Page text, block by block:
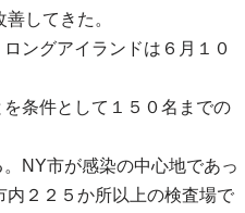
してきた。
ングアイランドは６月１０
条件として１５０名までの
NY市が感染の中心地であっ
２２５か所以上の検査場で